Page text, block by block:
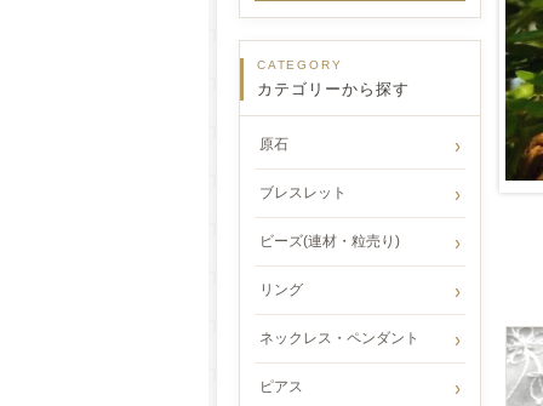
CATEGORY
カテゴリーから探す
原石
ブレスレット
ビーズ(連材・粒売り)
リング
ネックレス・ペンダント
ピアス